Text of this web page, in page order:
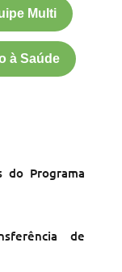
Multi
à Saúde
Programa
de